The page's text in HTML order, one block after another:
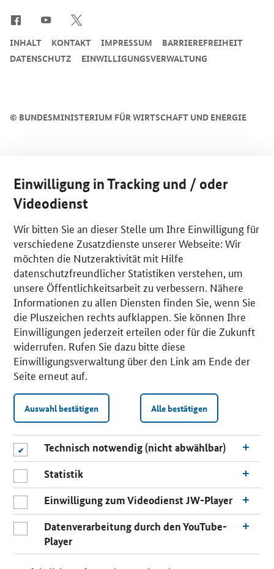
n
© BUNDESMINISTERIUM FÜR WIRTSCHAFT UND ENERGIE
INHALT KONTAKT IMPRESSUM
BARRIEREFREIHEIT
DATENSCHUTZ
EINWILLIGUNGSVERWALTUNG
Einwilligung in Tracking und / oder
Videodienst
Wir bitten Sie an dieser Stelle um Ihre Einwilligung für
verschiedene Zusatzdienste unserer Webseite: Wir
möchten die Nutzeraktivität mit Hilfe
datenschutzfreundlicher Statistiken verstehen, um
unsere Öffentlichkeitsarbeit zu verbessern. Nähere
Informationen zu allen Diensten finden Sie, wenn Sie
die Pluszeichen rechts aufklappen. Sie können Ihre
Einwilligungen jederzeit erteilen oder für die Zukunft
widerrufen. Rufen Sie dazu bitte diese
Einwilligungsverwaltung über den Link am Ende der
Seite erneut auf.
Auswahl bestätigen Alle bestätigen
Technisch notwendig (nicht abwählbar)
Statistik
Einwilligung zum Videodienst JW-Player
Datenverarbeitung durch den YouTube-
Player